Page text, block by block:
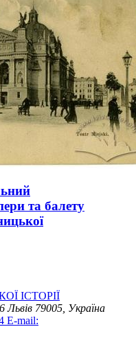
та балету
ІСТОРІЇ
Львів 79005, Україна
E-mail: